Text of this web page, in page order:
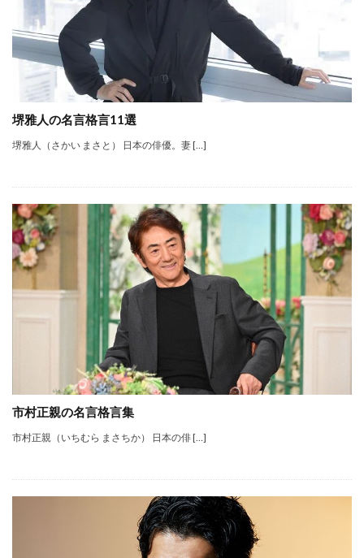
堺雅人の名言格言11選
堺雅人（さかい まさと） 日本の俳優。妻 […]
市村正親の名言格言集
市村正親（いちむら まさちか） 日本の俳 […]